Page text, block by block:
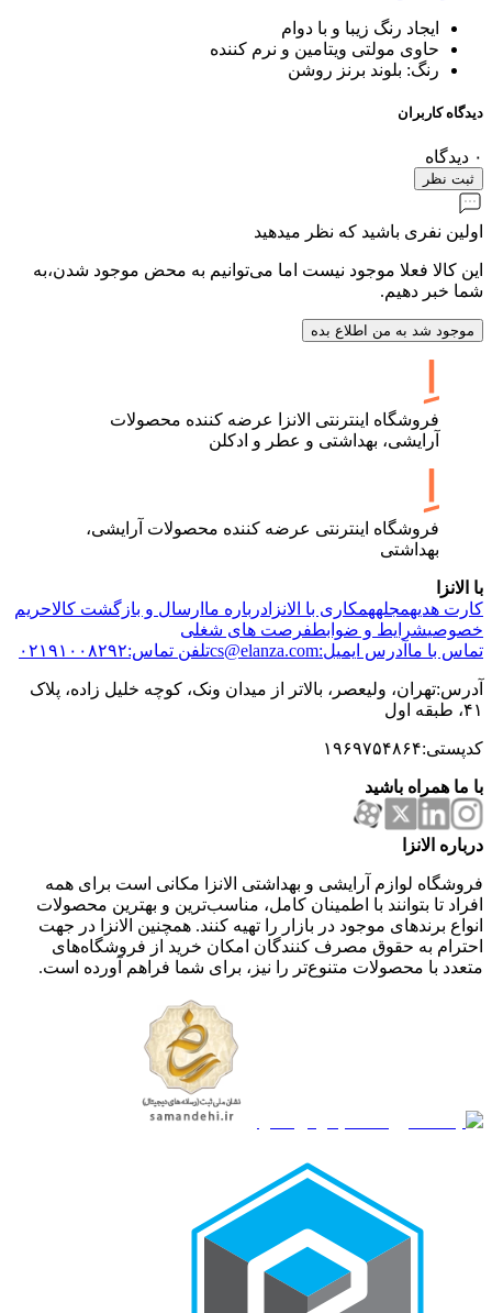
ایجاد رنگ زیبا و با دوام
حاوی مولتی ویتامین و نرم کننده
رنگ: بلوند برنز روشن
دیدگاه کاربران
۰ دیدگاه
ثبت نظر
اولین نفری باشید که نظر میدهید
این کالا فعلا موجود نیست اما می‌توانیم به محض موجود شدن،به
شما خبر دهیم.
موجود شد به من اطلاع بده
فروشگاه اینترنتی الانزا عرضه کننده محصولات
آرایشی، بهداشتی و عطر و ادکلن
فروشگاه اینترنتی عرضه کننده محصولات آرایشی،
بهداشتی
با الانزا
کارت هدیهمجلههمکاری با الانزا درباره ما ارسال و بازگشت کالاحریم
خصوصیشرایط و ضوابطفرصت های شغلی
تماس با ما آدرس ایمیل:cs@elanza.com تلفن تماس:۰۲۱۹۱۰۰۸۲۹۲
آدرس:تهران، ولیعصر، بالاتر از میدان ونک، کوچه خلیل زاده، پلاک
۴۱، طبقه اول
کدپستی:۱۹۶۹۷۵۴۸۶۴
با ما همراه باشید
درباره الانزا
فروشگاه لوازم آرایشی و بهداشتی الانزا مکانی است برای همه
افراد تا بتوانند با اطمینان کامل، مناسب‌ترین و بهترین محصولات
انواع برندهای موجود در بازار را تهیه کنند. همچنین الانزا در جهت
احترام به حقوق مصرف کنندگان امکان خرید از فروشگاه‌های
متعدد با محصولات متنوع‌تر را نیز، برای شما فراهم آورده است.